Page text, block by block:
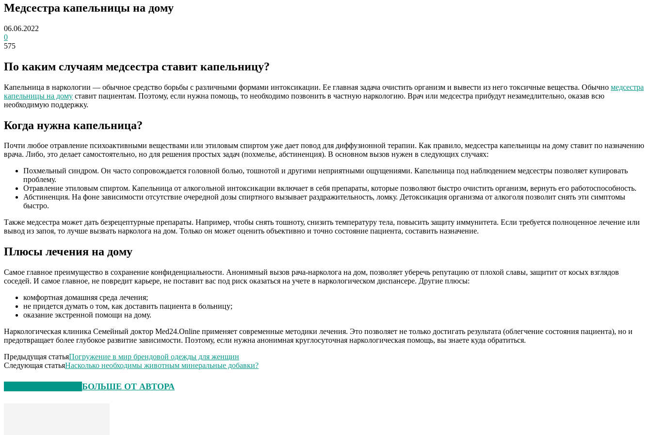
Медсестра капельницы на дому
06.06.2022
0
575
По каким случаям медсестра ставит капельницу?
Капельница в наркологии — обычное средство борьбы с различными формами интоксикации. Ее главная задача очистить организм и вывести из него токсичные вещества. Обычно медсестра
капельницы на дому ставит пациентам. Поэтому, если нужна помощь, то необходимо позвонить в частную наркологию. Врач или медсестра прибудут незамедлительно, оказав всю
необходимую поддержку.
Когда нужна капельница?
Почти любое отравление психоактивными веществами или этиловым спиртом уже дает повод для диффузионной терапии. Как правило, медсестра капельницы на дому ставит по назначению
врача. Либо, это делает самостоятельно, но для решения простых задач (похмелье, абстиненция). В основном вызов нужен в следующих случаях:
Похмельный синдром. Он часто сопровождается головной болью, тошнотой и другими неприятными ощущениями. Капельница под наблюдением медсестры позволяет купировать
проблему.
Отравление этиловым спиртом. Капельница от алкогольной интоксикации включает в себя препараты, которые позволяют быстро очистить организм, вернуть его работоспособность.
Абстиненция. На фоне зависимости отсутствие очередной дозы спиртного вызывает раздражительность, ломку. Детоксикация организма от алкоголя позволит снять эти симптомы
быстро.
Также медсестра может дать безрецептурные препараты. Например, чтобы снять тошноту, снизить температуру тела, повысить защиту иммунитета. Если требуется полноценное лечение или
вывод из запоя, то лучше вызвать нарколога на дом. Только он может оценить объективно и точно состояние пациента, составить назначение.
Плюсы лечения на дому
Самое главное преимущество в сохранение конфиденциальности. Анонимный вызов рача-нарколога на дом, позволяет уберечь репутацию от плохой славы, защитит от косых взглядов
соседей. И самое главное, не повредит карьере, не поставит вас под риск оказаться на учете в наркологическом диспансере. Другие плюсы:
комфортная домашняя среда лечения;
не придется думать о том, как доставить пациента в больницу;
оказание экстренной помощи на дому.
Наркологическая клиника Семейный доктор Med24.Online применяет современные методики лечения. Это позволяет не только достигать результата (облегчение состояния пациента), но и
предотвращает более глубокое развитие зависимости. Поэтому, если нужна анонимная круглосуточная наркологическая помощь, вы знаете куда обратиться.
Предыдущая статьяПогружение в мир брендовой одежды для женщин
Следующая статьяНасколько необходимы животным минеральные добавки?
БОЛЬШЕ ОТ АВТОРА